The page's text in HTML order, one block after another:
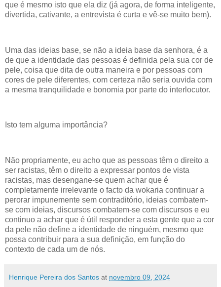
que é mesmo isto que ela diz (já agora, de forma inteligente,
divertida, cativante, a entrevista é curta e vê-se muito bem).
Uma das ideias base, se não a ideia base da senhora, é a
de que a identidade das pessoas é definida pela sua cor de
pele, coisa que dita de outra maneira e por pessoas com
cores de pele diferentes, com certeza não seria ouvida com
a mesma tranquilidade e bonomia por parte do interlocutor.
Isto tem alguma importância?
Não propriamente, eu acho que as pessoas têm o direito a
ser racistas, têm o direito a expressar pontos de vista
racistas, mas desengane-se quem achar que é
completamente irrelevante o facto da wokaria continuar a
perorar impunemente sem contraditório, ideias combatem-
se com ideias, discursos combatem-se com discursos e eu
continuo a achar que é útil responder a esta gente que a cor
da pele não define a identidade de ninguém, mesmo que
possa contribuir para a sua definição, em função do
contexto de cada um de nós.
Henrique Pereira dos Santos at novembro 09, 2024